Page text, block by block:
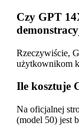
Czy GPT
Rzeczywiście,
użytkownikom
Ile kosztuje
Na oficjalnej
(model 50) jest